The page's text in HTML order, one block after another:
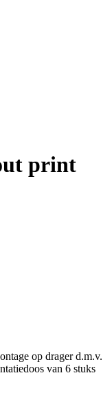
print
op drager d.m.v.
van 6 stuks